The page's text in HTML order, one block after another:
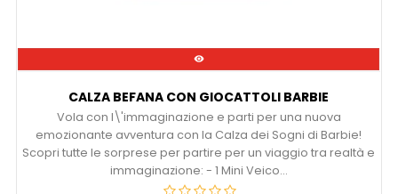

CALZA BEFANA CON GIOCATTOLI BARBIE
Vola con l\'immaginazione e parti per una nuova
emozionante avventura con la Calza dei Sogni di Barbie!
Scopri tutte le sorprese per partire per un viaggio tra realtà e
immaginazione: - 1 Mini Veico...